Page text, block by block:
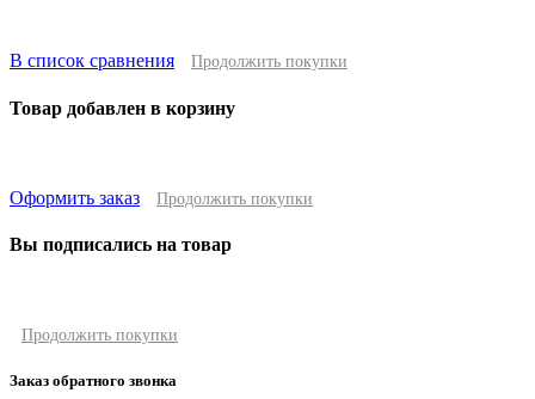
В список сравнения Продолжить покупки
Товар добавлен в корзину
Оформить заказ Продолжить покупки
Вы подписались на товар
Продолжить покупки
Заказ обратного звонка